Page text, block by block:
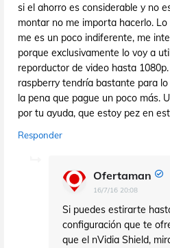
si el ahorro es considerable y no
montar no me importa hacerlo.
me es un poco indiferente, me
porque exclusivamente lo voy a
reporductor de video hasta
raspberry tendría bastante para
la pena que pague un poco más.
por tu ayuda, que estoy pez en
Responder
Ofertaman
16/7/16 20:08
Si puedes estirarte
configuración que te
que el nVidia Shield,